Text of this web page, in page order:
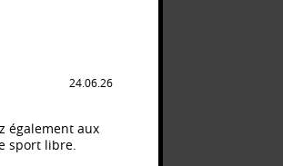
24.06.26
également aux
sport libre.